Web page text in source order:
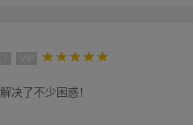
决了不少困惑！